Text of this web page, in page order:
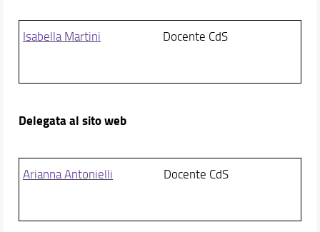
Isabella Martini Docente CdS
Delegata al sito web
Arianna Antonielli Docente CdS